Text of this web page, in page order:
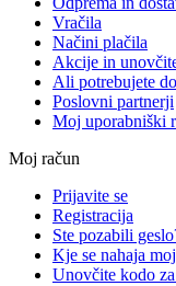
Vračila
Načini plačila
Akcije in
Ali potrebujete
Poslovni partnerji
Moj uporabniški
Moj račun
Prijavite se
Registracija
Ste pozabili
Kje se nahaja
Unovčite kodo